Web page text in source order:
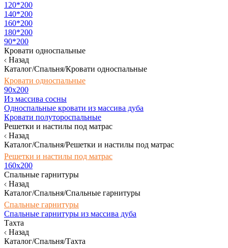
120*200
140*200
160*200
180*200
90*200
Кровати односпальные
Назад
Каталог/Спальня/Кровати односпальные
Кровати односпальные
90х200
Из массива сосны
Односпальные кровати из массива дуба
Кровати полутороспальные
Решетки и настилы под матрас
Назад
Каталог/Спальня/Решетки и настилы под матрас
Решетки и настилы под матрас
160х200
Спальные гарнитуры
Назад
Каталог/Спальня/Спальные гарнитуры
Спальные гарнитуры
Спальные гарнитуры из массива дуба
Тахта
Назад
Каталог/Спальня/Тахта